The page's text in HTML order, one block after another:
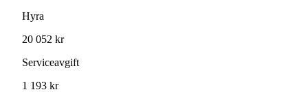
Hyra
20 052 kr
Serviceavgift
1 193 kr